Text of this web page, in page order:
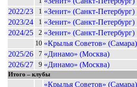
2022/23
1 «Зенит» (Санкт-Петербург)
2023/24
1 «Зенит» (Санкт-Петербург)
2024/25
2 «Зенит» (Санкт-Петербург)
10 «Крылья Советов» (Самара)
2025/26
7 «Динамо» (Москва)
2026/27
9 «Динамо» (Москва)
Итого – клубы
«Крылья Советов» (Самара)